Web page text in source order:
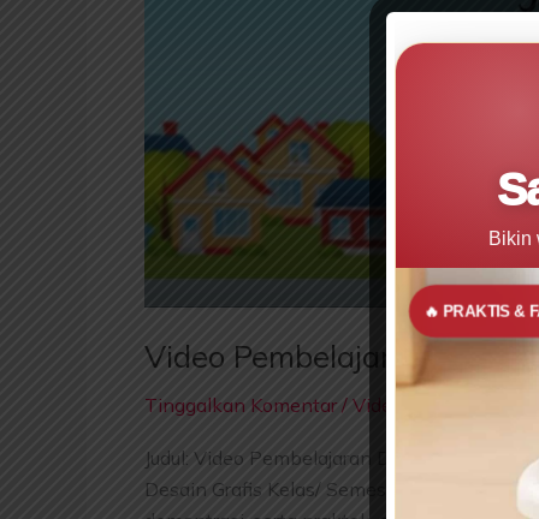
Video Pembelajaran
Tinggalkan Komentar / Videopedia
Judul: Video Pembelajaran Dasar Desain
Desain Grafis Kelas/ Semester : X/ I ( Satu
Bikin
🔥 PRAKTIS &